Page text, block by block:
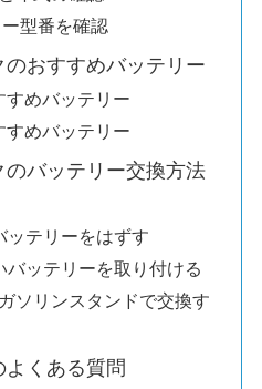
型番を確認
おすすめバッテリー
めバッテリー
めバッテリー
バッテリー交換方法
ッテリーをはずす
バッテリーを取り付ける
ソリンスタンドで交換す
くある質問